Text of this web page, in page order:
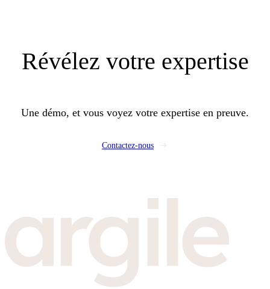
Révélez votre expertise
Une démo, et vous voyez votre expertise en preuve.
Contactez-nous